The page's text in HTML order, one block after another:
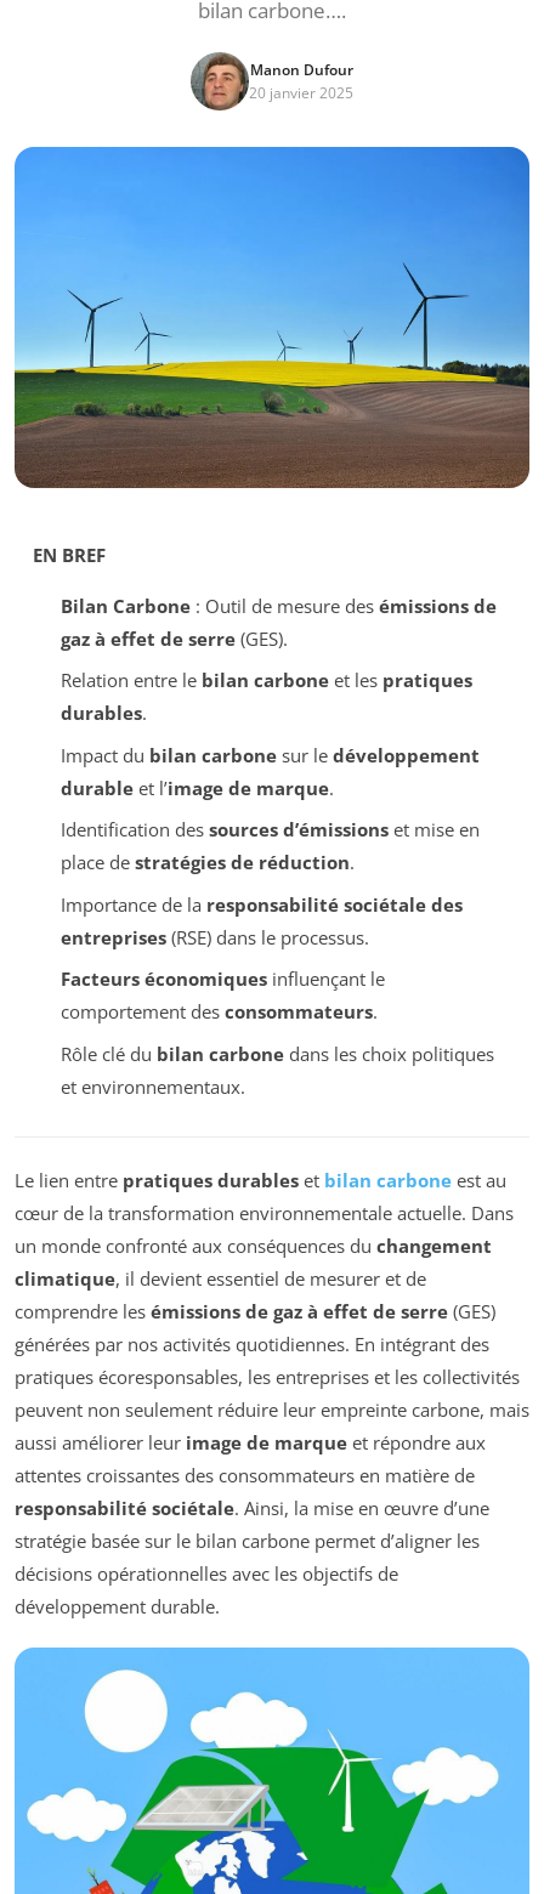
bilan carbone….
Manon Dufour
20 janvier 2025
EN BREF
Bilan Carbone: Outil de mesure des émissions de
gaz à effet de serre(GES).
Relation entre le bilan carboneet les pratiques
durables.
Impact du bilan carbonesur le développement
durableet l’image de marque.
Identification des sources d’émissionset mise en
place de stratégies de réduction.
Importance de la responsabilité sociétale des
entreprises(RSE) dans le processus.
Facteurs économiquesinfluençant le
comportement des consommateurs.
Rôle clé du bilan carbonedans les choix politiques
et environnementaux.
Le lien entre pratiques durables et bilan carbone est au
cœur de la transformation environnementale actuelle. Dans
un monde confronté aux conséquences du changement
climatique, il devient essentiel de mesurer et de
comprendre les émissions de gaz à effet de serre (GES)
générées par nos activités quotidiennes. En intégrant des
pratiques écoresponsables, les entreprises et les collectivités
peuvent non seulement réduire leur empreinte carbone, mais
aussi améliorer leur image de marque et répondre aux
attentes croissantes des consommateurs en matière de
responsabilité sociétale. Ainsi, la mise en œuvre d’une
stratégie basée sur le bilan carbone permet d’aligner les
décisions opérationnelles avec les objectifs de
développement durable.